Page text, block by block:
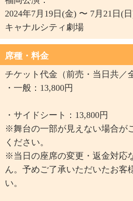
2024年7月19日(金) 〜 7月21日(
キャナルシティ劇場
席種・料金
チケット代金（前売・当日共／
・一般：13,800円
・サイドシート：13,800円
※舞台の一部が見えない場合が
ください。
※当日の座席の変更・返金対応
ん。予めご了承いただいたお客
い。